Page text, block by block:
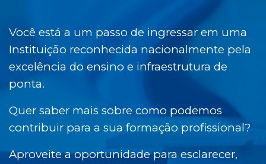
Você está a um passo de ingressar em uma
Instituição reconhecida nacionalmente pela
excelência do ensino e infraestrutura de
ponta.
Quer saber mais sobre como podemos
contribuir para a sua formação profissional?
Aproveite a oportunidade para esclarecer,